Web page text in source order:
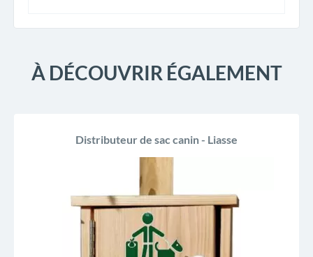
À DÉCOUVRIR ÉGALEMENT
Distributeur de sac canin - Liasse